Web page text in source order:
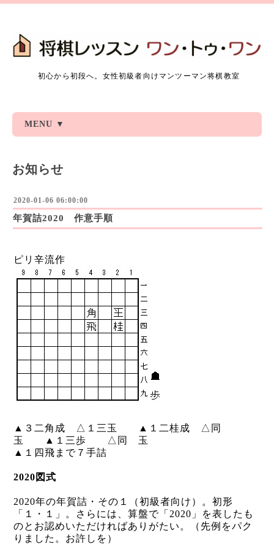
初心から初段へ。女性初級者向けマンツーマン将棋教室
MENU ▼
お知らせ
2020-01-06 06:00:00
年賀詰2020 作意手順
ピリ辛流作
▲３二角成 △１三玉 ▲１二桂成 △同
玉 ▲１三歩 △同 玉
▲１四飛まで７手詰
2020図式
2020年の年賀詰・その１（初級者向け）。初形
「１・１」。さらには、算盤で「2020」を表したも
のとお認めいただければありがたい。（先例をパク
りました。お許しを）